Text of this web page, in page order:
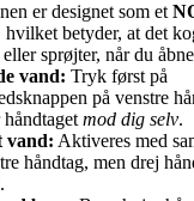
er designet som et
hvilket betyder, at det
sprøjter, når du
vand: Tryk først på
på venstre
mod dig selv.
vand: Aktiveres med
håndtag, men drej
.